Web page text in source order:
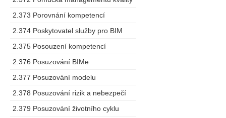
2.373 Porovnání kompetencí
2.374 Poskytovatel služby pro BIM
2.375 Posouzení kompetencí
2.376 Posuzování BIMe
2.377 Posuzování modelu
2.378 Posuzování rizik a nebezpečí
2.379 Posuzování životního cyklu